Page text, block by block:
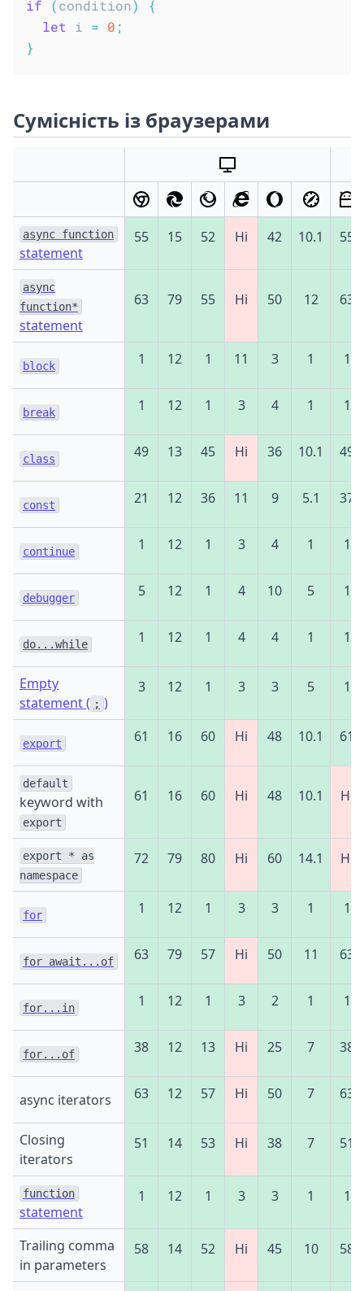
if (condition)
{
let i = 0 ;
}
Сумісність із браузерами
async function
statement
55 15 52 Ні 42 10.1 55
async
function*
statement
63 79 55 Ні 50 12 63
block 1 12 1 11 3 1 1
break 1 12 1 3 4 1 1
class 49 13 45 Ні 36 10.1 49
const 21 12 36 11 9 5.1 37
continue 1 12 1 3 4 1 1
debugger 5 12 1 4 10 5 1
do...while 1 12 1 4 4 1 1
Empty
statement ( ; )
3 12 1 3 3 5 1
export 61 16 60 Ні 48 10.1 61
default
keyword with
export
61 16 60 Ні 48 10.1 Ні
export * as
namespace
72 79 80 Ні 60 14.1 Ні
for 1 12 1 3 3 1 1
for await...of 63 79 57 Ні 50 11 63
for...in 1 12 1 3 2 1 1
for...of 38 12 13 Ні 25 7 38
async iterators 63 12 57 Ні 50 7 63
Closing
iterators
51 14 53 Ні 38 7 51
function
statement
1 12 1 3 3 1 1
Trailing comma
in parameters
58 14 52 Ні 45 10 58